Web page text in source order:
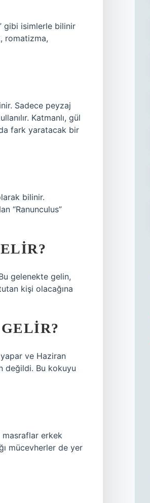
gibi isimlerle bilinir
romatizma,
Sadece peyzaj
Katmanlı, gül
fark yaratacak bir
bilinir.
“Ranunculus”
gelenekte gelin,
kişi olacağına
yapar ve Haziran
değildi. Bu kokuyu
masraflar erkek
mücevherler de yer